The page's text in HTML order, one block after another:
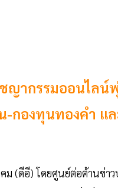
ญากรรมออนไล
-กองทุนทองคำ
ม (ดีอี) โดยศูนย์ต่อต้านข่า